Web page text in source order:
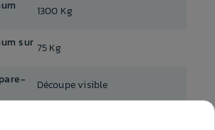
1300 Kg
sur 75 Kg
Découpe visible